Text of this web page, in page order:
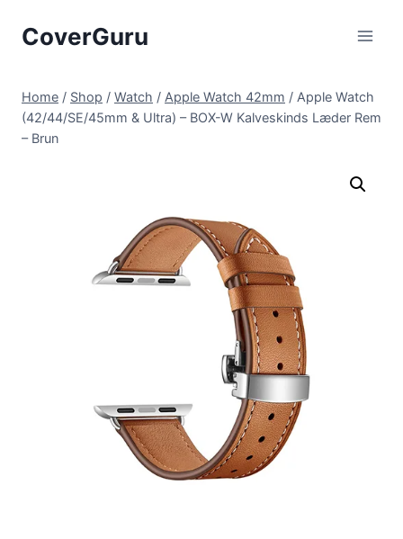
CoverGuru
Home / Shop / Watch / Apple Watch 42mm / Apple Watch
(42/44/SE/45mm & Ultra) – BOX-W Kalveskinds Læder Rem
– Brun